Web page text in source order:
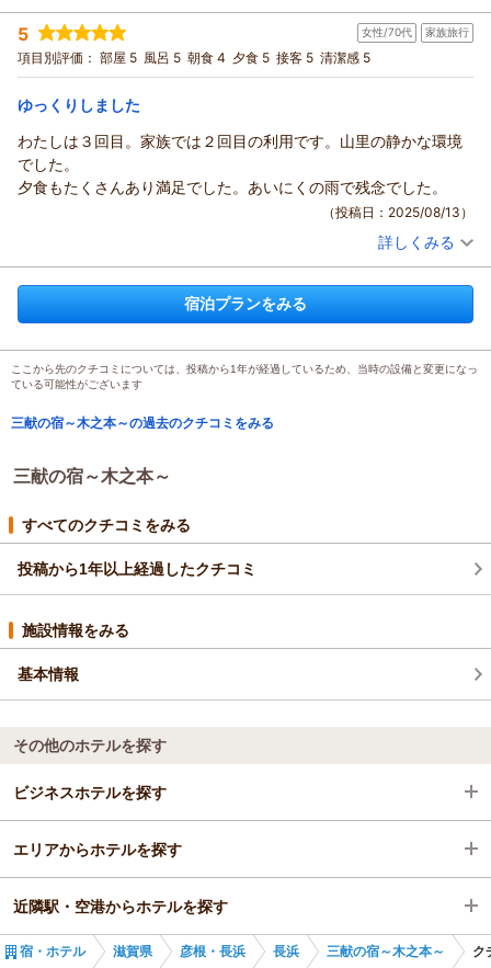
じめ、数種類のお茶の飲み比べをご堪能いただけたとのこと、
何よりでございます。
ぜひまたリフレッシュなさりたい折には、当館でのお食事やお
茶を楽しみにお越しくださいませ。
またのお帰りを心よりお待ちしております。
（返信日：2026/06/21）
お部屋の方はベッドが希望だったので洋室を予約。
一部屋は3人での宿泊だったので必要最低限のスペースとなりまし
た。
本当は個人的には離れになっている和室の方が静かで良さそうで
した。
とは言え寝てしまえば部屋のスペースは関係無いので大きな問題
ではありませんでした。
ベッドはコイルスプリングのマットで寝心地は良かったです。
粒が池にまとまって落ちていて、それに気付くまでその音が大雨
お風呂は特別広いわけでもなく普通といった感じ。
薬草風呂の香りは良かったです。
そしてこれは宿の問題ではありませんが、身体を洗わずに湯船に
入る宿泊客が何人かいてとても驚きました。
でも宿泊客に海外の方がいなかったので概ね静かだったのが良か
で盛り上がりました。
宿泊時期： 2025年10月宿泊 (家族旅行)
投稿者： あみゅーずさん
宿泊プラン： 【じゃらんのお得な10日間】夕食は料理長おまかせで！１泊２
食スタンダードプラン
ツイン 朝・夕
宿泊価格帯： 20,001～21,000円(大人一人あたり/税込)
5 女性/70代 家族旅行
項目別評価： 部屋 5 風呂 5 朝食 4 夕食 5 接客 5 清潔感 5
ゆっくりしました
わたしは３回目。家族では２回目の利用です。山里の静かな環境
でした。
夕食もたくさんあり満足でした。あいにくの雨で残念でした。
（投稿日：2025/08/13）
投稿者： とまさんさん(女性/70代)
宿泊プラン： 選べるご夕食プラン【近江牛すき焼き・近江牛しゃぶしゃぶ・
朝・夕
詳しくみる
宿泊プランをみる
ここから先のクチコミについては、投稿から1年が経過しているため、当時の設備と変更になっ
ている可能性がございます
三献の宿～木之本～の過去のクチコミをみる
三献の宿～木之本～
すべてのクチコミをみる
投稿から1年以上経過したクチコミ
施設情報をみる
基本情報
その他のホテルを探す
ビジネスホテルを探す
滋賀県
彦根・長浜
長浜
エリアからホテルを探す
滋賀県
彦根・長浜
近隣駅・空港からホテルを探す
木ノ本駅
宿・ホテル 滋賀県 彦根・長浜 長浜 三献の宿～木之本～ ク